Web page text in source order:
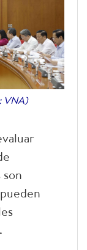
VNA)